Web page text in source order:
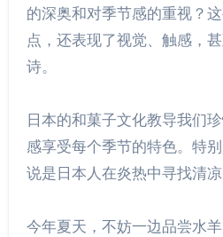
的深奥和对季节感的重视？
点，还表现了视觉、触感，
诗。
日本的和菓子文化教导我们
感享受每个季节的特色。特
说是日本人在炎热中寻找清凉
今年夏天，不妨一边品尝水